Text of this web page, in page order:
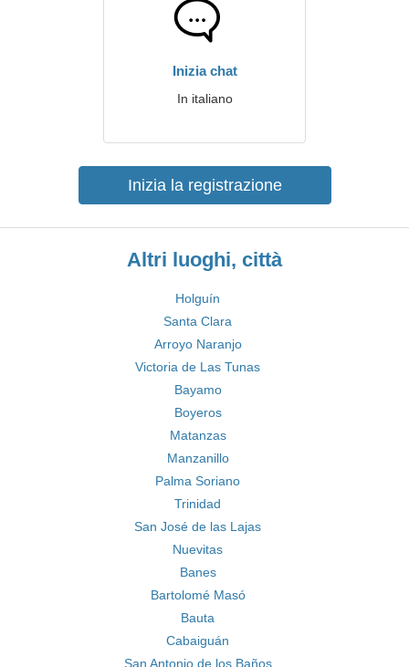
Inizia chat
In italiano
Inizia la registrazione
Altri luoghi, città
Holguín
Santa Clara
Arroyo Naranjo
Victoria de Las Tunas
Bayamo
Boyeros
Matanzas
Manzanillo
Palma Soriano
Trinidad
San José de las Lajas
Nuevitas
Banes
Bartolomé Masó
Bauta
Cabaiguán
San Antonio de los Baños